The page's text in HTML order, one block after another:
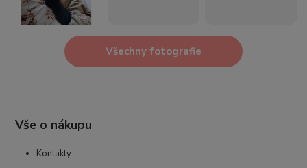
Všechny fotografie
Vše o nákupu
Kontakty